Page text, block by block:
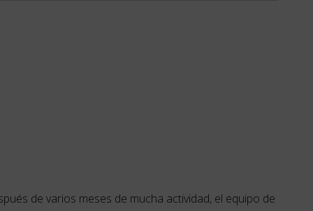
de varios meses de mucha actividad, el equipo de